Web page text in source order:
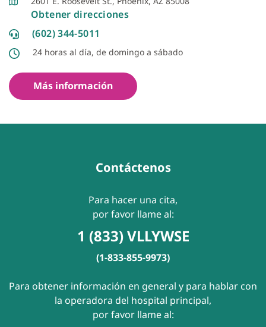
Obtener direcciones
(602) 344-5011
24 horas al día, de domingo a sábado
Más información
Contáctenos
Para hacer una cita,
por favor llame al:
1 (833) VLLYWSE
(1-833-855-9973)
Para obtener información en general y para hablar con
la operadora del hospital principal,
por favor llame al: